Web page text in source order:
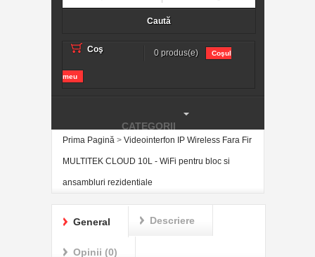
Caută
Coş 0 produs(e) Coşul
meu
CATEGORII
Prima Pagină> Videointerfon IP Wireless Fara Fir
MULTITEK CLOUD 10L - WiFi pentru bloc si
ansambluri rezidentiale
General Descriere
Opinii (0)